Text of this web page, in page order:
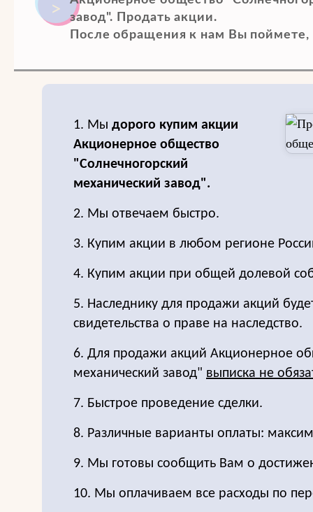
завод". Продать акции.
После обращения к нам Вы поймете,
1. Мы дорого купим акции
Акционерное общество
"Солнечногорский
механический завод".
2. Мы отвечаем быстро.
3. Купим акции в любом регионе
4. Купим акции при общей долевой
5. Наследнику для продажи акций
свидетельства о праве на наследство.
6. Для продажи акций Акционерное
механический завод" выписка не
7. Быстрое проведение сделки.
8. Различные варианты оплаты:
9. Мы готовы сообщить Вам о
10. Мы оплачиваем все расходы по